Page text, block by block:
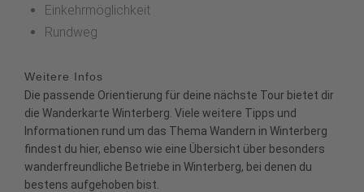
Einkehrmöglichkeit
Rundweg
Weitere Infos
Die passende Orientierung für deine nächste Tour bietet dir
die Wanderkarte Winterberg . Viele weitere Tipps und
Informationen rund um das Thema Wandern in Winterberg
findest du hier, ebenso wie eine Übersicht über besonders
wanderfreundliche Betriebe in Winterberg, bei denen du
bestens aufgehoben bist.